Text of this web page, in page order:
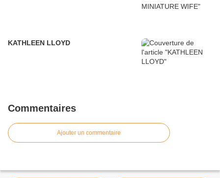
KATHLEEN LLOYD
Commentaires
Ajouter un commentaire